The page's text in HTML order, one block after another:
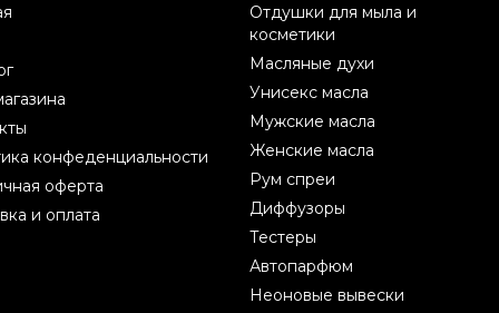
конфеденциальности
оферта
и оплата
Отдушки для мыла и
косметики
Масляные духи
Унисекс масла
Мужские масла
Женские масла
Рум спреи
Диффузоры
Тестеры
Автопарфюм
Неоновые вывески